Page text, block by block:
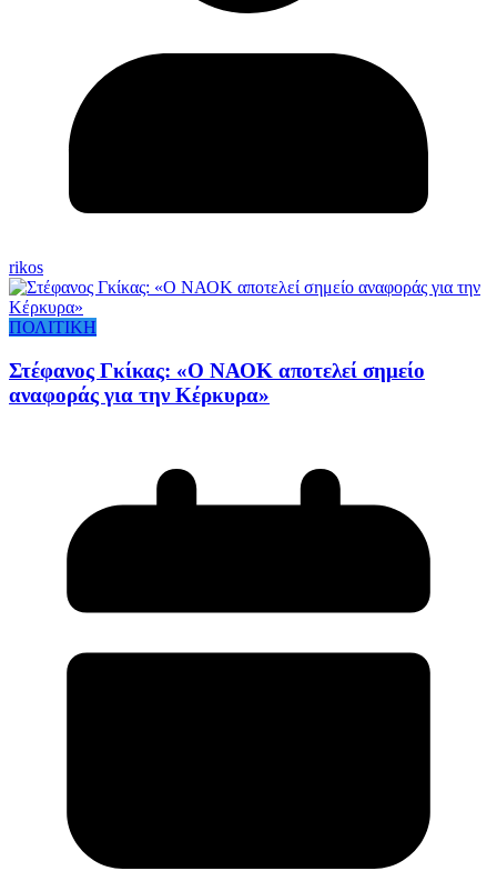
rikos
ΠΟΛΙΤΙΚΗ
Στέφανος Γκίκας: «Ο ΝΑΟΚ αποτελεί σημείο
αναφοράς για την Κέρκυρα»